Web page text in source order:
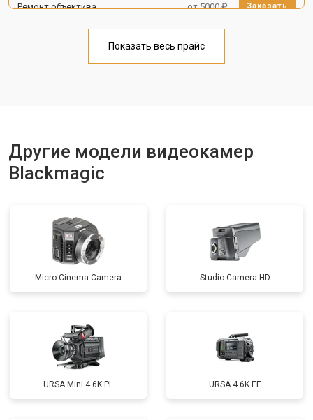
Ремонт объектива от 5000 ₽ Заказать
Показать весь прайс
Другие модели видеокамер
Blackmagic
Micro Cinema Camera Studio Camera HD
URSA Mini 4.6K PL URSA 4.6K EF